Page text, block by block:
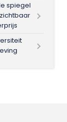
spiegel